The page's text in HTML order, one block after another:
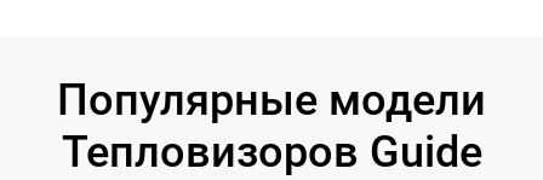
Популярные модели
Тепловизоров Guide